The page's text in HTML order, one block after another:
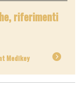
riferimenti
Medikey